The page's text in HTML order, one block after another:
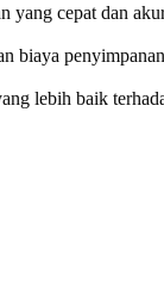
yang cepat dan
biaya
lebih baik